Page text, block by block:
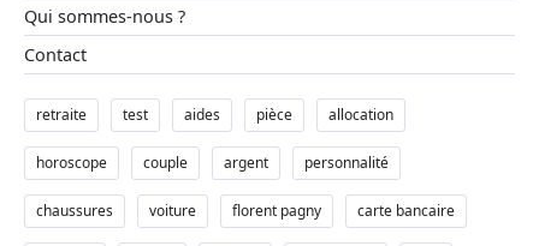
Qui sommes-nous ?
Contact
retraite test aides pièce allocation
horoscope couple argent personnalité
chaussures voiture florent pagny carte bancaire